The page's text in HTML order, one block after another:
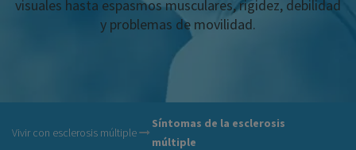
visuales hasta espasmos musculares, rigidez, debilidad
y problemas de movilidad.
Vivir con esclerosis múltiple
Síntomas de la esclerosis
múltiple